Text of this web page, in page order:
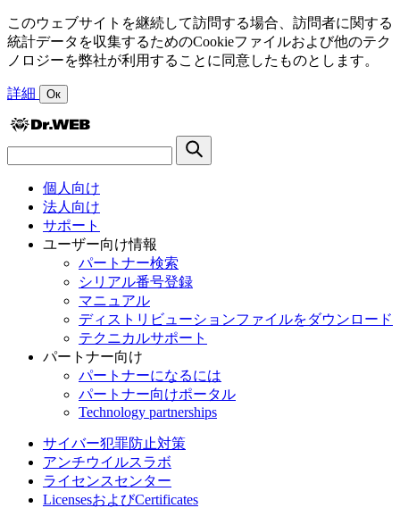
このウェブサイトを継続して訪問する場合、訪問者に関する
統計データを収集するためのCookieファイルおよび他のテク
ノロジーを弊社が利用することに同意したものとします。
詳細 Ок
個人向け
法人向け
サポート
ユーザー向け情報
パートナー検索
シリアル番号登録
マニュアル
ディストリビューションファイルをダウンロード
テクニカルサポート
パートナー向け
パートナーになるには
パートナー向けポータル
Technology partnerships
サイバー犯罪防止対策
アンチウイルスラボ
ライセンスセンター
LicensesおよびCertificates